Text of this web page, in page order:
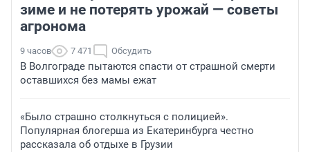
зиме и не потерять урожай — советы
агронома
9 часов 7 471 Обсудить
В Волгограде пытаются спасти от страшной смерти
оставшихся без мамы ежат
«Было страшно столкнуться с полицией».
Популярная блогерша из Екатеринбурга честно
рассказала об отдыхе в Грузии